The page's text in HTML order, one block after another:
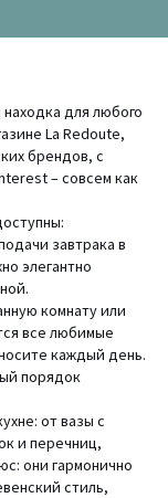
для любого
La Redoute,
брендов, с
– совсем как
завтрака в
элегантно
комнату или
все любимые
каждый день.
порядок
от вазы с
и перечниц,
они гармонично
стиль,